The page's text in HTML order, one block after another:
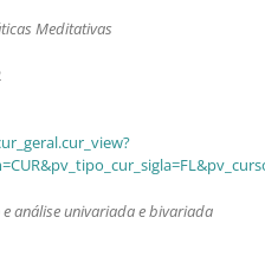
Meditativas
análise univariada e bivariada